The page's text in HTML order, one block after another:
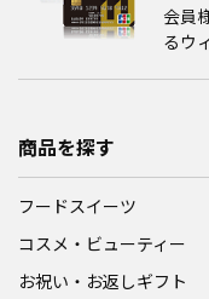
会員
るウ
商品を探す
フードスイーツ
コスメ・ビューティー
お祝い・お返しギフト